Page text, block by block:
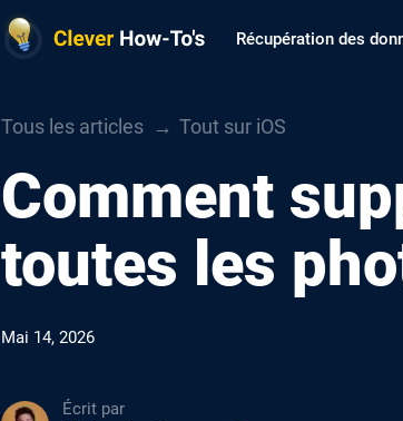
Récupération des
Tous les articles Tout sur iOS
Comment
toutes les
Mai 14, 2026
Écrit par